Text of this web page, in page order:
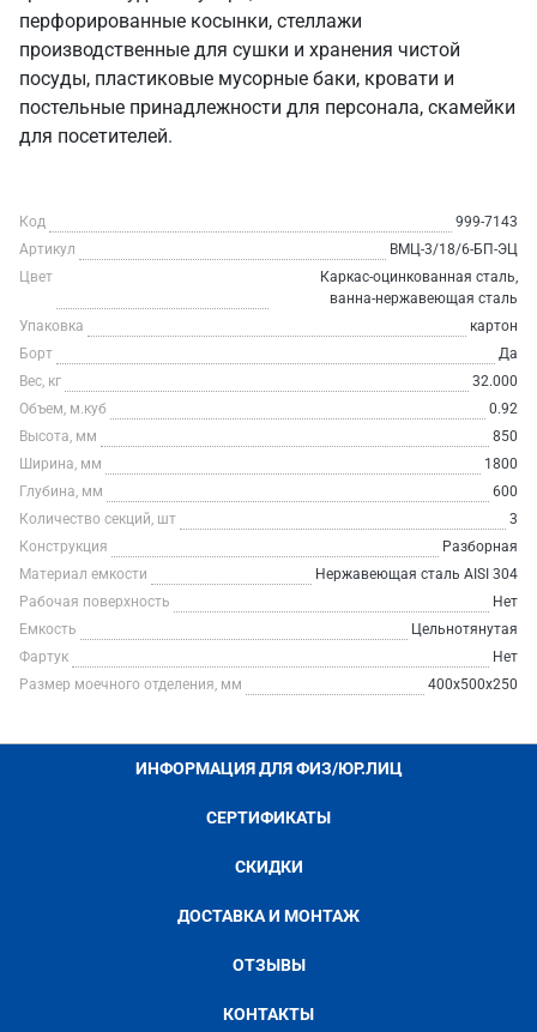
перфорированные косынки, стеллажи
производственные для сушки и хранения чистой
посуды, пластиковые мусорные баки, кровати и
постельные принадлежности для персонала, скамейки
для посетителей.
Код
999-7143
Артикул
ВМЦ-3/18/6-БП-ЭЦ
Цвет
Каркас-оцинкованная сталь,
ванна-нержавеющая сталь
Упаковка
картон
Борт
Да
Вес, кг
32.000
Объем, м.куб
0.92
Высота, мм
850
Ширина, мм
1800
Глубина, мм
600
Количество секций, шт
3
Конструкция
Разборная
Материал емкости
Нержавеющая сталь AISI 304
Рабочая поверхность
Нет
Емкость
Цельнотянутая
Фартук
Нет
Размер моечного отделения, мм
400х500х250
ИНФОРМАЦИЯ ДЛЯ ФИЗ/ЮР.ЛИЦ
СЕРТИФИКАТЫ
СКИДКИ
ДОСТАВКА И МОНТАЖ
ОТЗЫВЫ
КОНТАКТЫ